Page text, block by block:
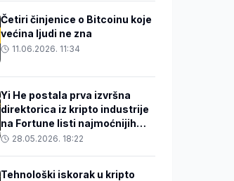
Četiri činjenice o Bitcoinu koje
većina ljudi ne zna
11.06.2026. 11:34
Yi He postala prva izvršna
direktorica iz kripto industrije
na Fortune listi najmoćnijih
žena u biznisu
28.05.2026. 18:22
Tehnološki iskorak u kripto